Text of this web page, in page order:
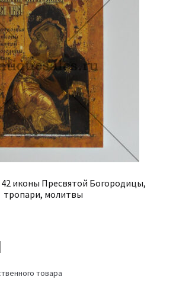
иконы Пресвятой Богородицы,
тропари, молитвы
товара